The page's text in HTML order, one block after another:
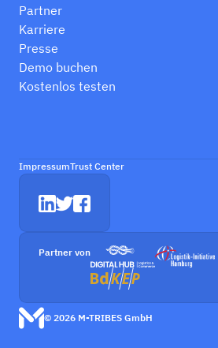
Partner
Karriere
Presse
Demo buchen
Kostenlos testen
© 2026 M-TRIBES GmbH
ImpressumTrust Center
Partner von